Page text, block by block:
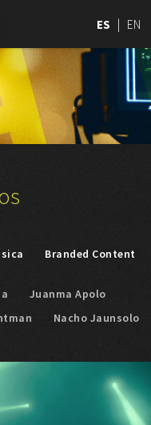
ES | EN
Branded Content
Juanma Apolo
Nacho Jaunsolo